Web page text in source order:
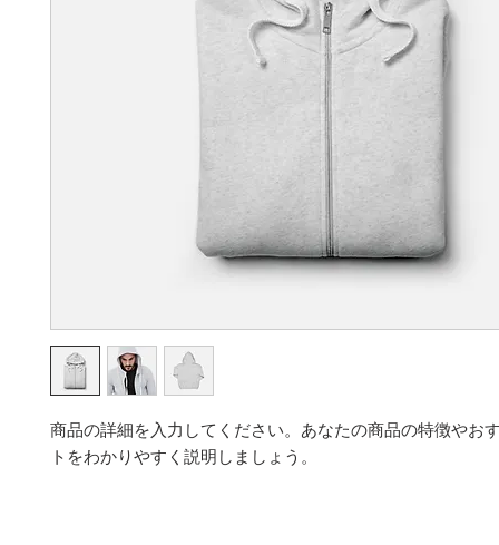
商品の詳細を入力してください。あなたの商品の特徴やお
トをわかりやすく説明しましょう。